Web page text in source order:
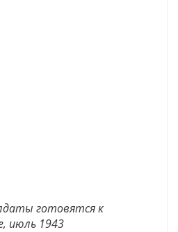
готовятся к
июль 1943